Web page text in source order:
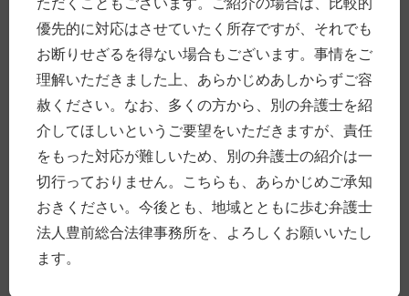
者にとってどう映るか。被害者側（請求側）
弁護士の立場から，厳しく批判的な意見をし
たためているのが，「ブラック・トライアン
グル」「虚像のトライアングル」です。
執筆しているのは，交通事故を専門的に扱っ
ている弁護士法人サリュの代表弁護士です。
谷清司弁護士は，もともと保険会社側の弁護
士として活動し，その内情を熟知しており，
その経験を生かして，今度は被害者側の弁護
士として活動を続けているとのことです。弁
護士過疎地で多様な事件処理をしていたとい
うエピソードも，地方の弁護士としては，興
味深く拝見しました。
優先的に対応はさせていたく所存ですが、それでも
お断りせざるを得ない場合もございます。事情をご
理解いただきました上、あらかじめあしからずご容
赦ください。なお、多くの方から、別の弁護士を紹
介してほしいというご要望をいただきますが、責任
をもった対応が難しいため、別の弁護士の紹介は一
切行っておりません。こちらも、あらかじめご承知
おきください。今後とも、地域とともに歩む弁護士
法人豊前総合法律事務所を、よろしくお願いいたし
ます。